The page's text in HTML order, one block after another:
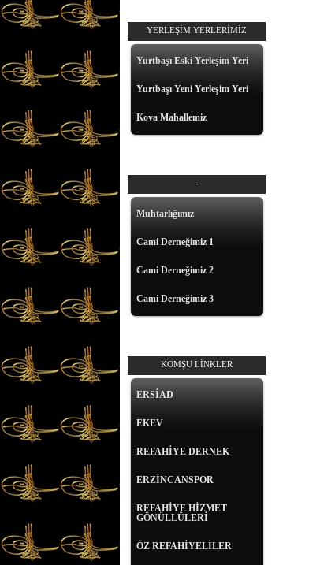
YERLEŞİM YERLERİMİZ
Yurtbaşı Eski Yerleşim Yeri
Yurtbaşı Yeni Yerleşim Yeri
Kova Mahallemiz
-
Muhtarlığımız
Cami Derneğimiz 1
Cami Derneğimiz 2
Cami Derneğimiz 3
KOMŞU LİNKLER
ERSİAD
EKEV
REFAHİYE DERNEK
ERZİNCANSPOR
REFAHİYE HİZMET
GÖNÜLLÜLERİ
ÖZ REFAHİYELİLER